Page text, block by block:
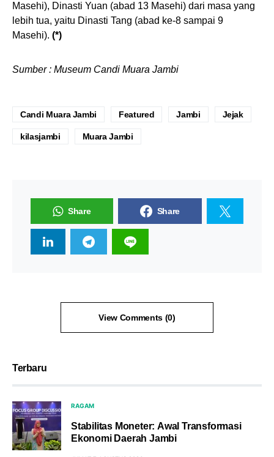
Masehi), Dinasti Yuan (abad 13 Masehi) dari masa yang
lebih tua, yaitu Dinasti Tang (abad ke-8 sampai 9
Masehi). (*)
Sumber : Museum Candi Muara Jambi
Candi Muara Jambi Featured Jambi Jejak
kilasjambi Muara Jambi
Share Share
View Comments (0)
Terbaru
RAGAM
Stabilitas Moneter: Awal Transformasi
Ekonomi Daerah Jambi